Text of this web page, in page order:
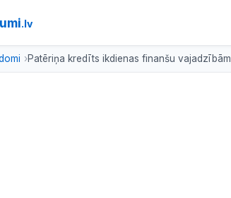
.lv
Patēriņa kredīts ikdienas finanšu vajadzībām